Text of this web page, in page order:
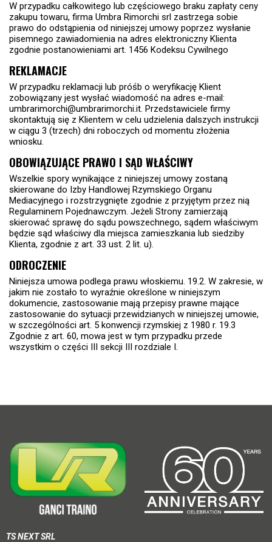
W przypadku całkowitego lub częściowego braku zapłaty ceny
zakupu towaru, firma Umbra Rimorchi srl zastrzega sobie
prawo do odstąpienia od niniejszej umowy poprzez wysłanie
pisemnego zawiadomienia na adres elektroniczny Klienta
zgodnie postanowieniami art. 1456 Kodeksu Cywilnego
REKLAMACJE
W przypadku reklamacji lub próśb o weryfikację Klient
zobowiązany jest wysłać wiadomość na adres e-mail:
umbrarimorchi@umbrarimorchi.it. Przedstawiciele firmy
skontaktują się z Klientem w celu udzielenia dalszych instrukcji
w ciągu 3 (trzech) dni roboczych od momentu złożenia
wniosku.
OBOWIĄZUJĄCE PRAWO I SĄD WŁAŚCIWY
Wszelkie spory wynikające z niniejszej umowy zostaną
skierowane do Izby Handlowej Rzymskiego Organu
Mediacyjnego i rozstrzygnięte zgodnie z przyjętym przez nią
Regulaminem Pojednawczym. Jeżeli Strony zamierzają
skierować sprawę do sądu powszechnego, sądem właściwym
będzie sąd właściwy dla miejsca zamieszkania lub siedziby
Klienta, zgodnie z art. 33 ust. 2 lit. u).
ODROCZENIE
Niniejsza umowa podlega prawu włoskiemu. 19.2. W zakresie, w
jakim nie zostało to wyraźnie określone w niniejszym
dokumencie, zastosowanie mają przepisy prawne mające
zastosowanie do sytuacji przewidzianych w niniejszej umowie,
w szczególności art. 5 konwencji rzymskiej z 1980 r. 19.3
Zgodnie z art. 60, mowa jest w tym przypadku przede
wszystkim o części III sekcji III rozdziale I.
TS NEXT SRL